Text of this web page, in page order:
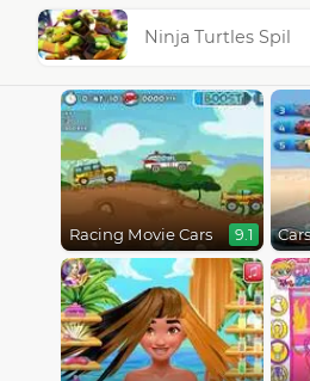
Ninja Turtles Spil
Racing Movie Cars 9.1